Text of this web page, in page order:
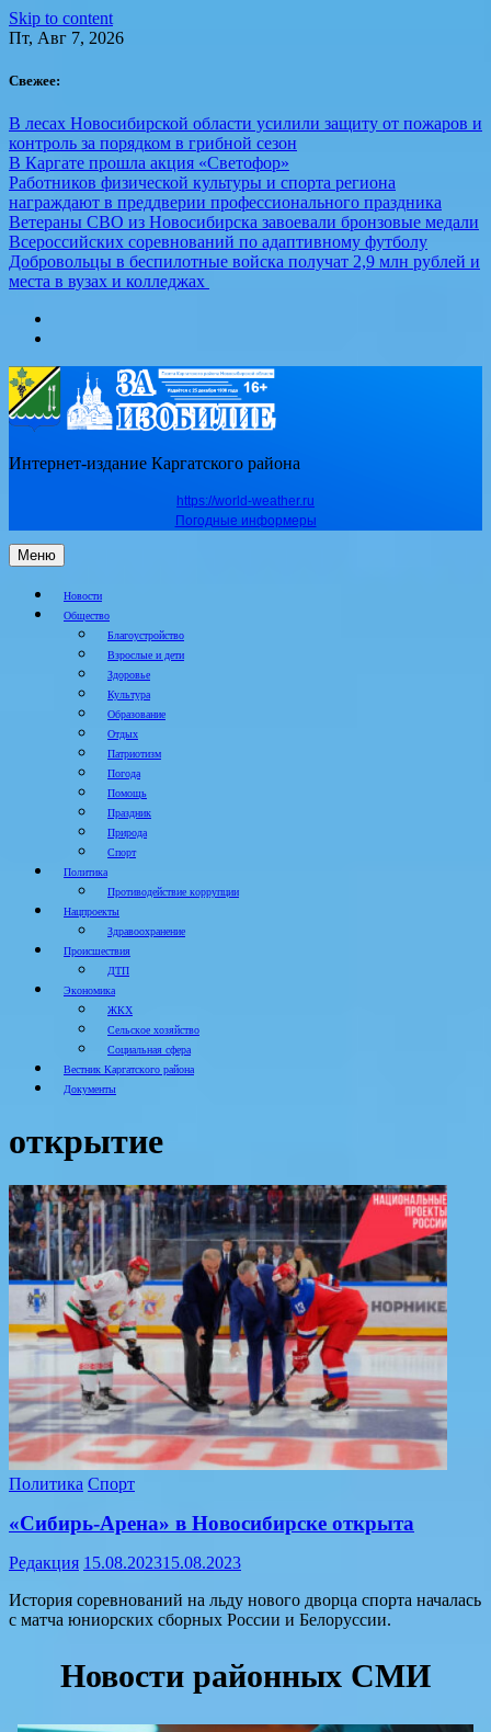
Skip to content
Пт, Авг 7, 2026
Свежее:
В лесах Новосибирской области усилили защиту от пожаров и
контроль за порядком в грибной сезон
В Каргате прошла акция «Светофор»
Работников физической культуры и спорта региона
награждают в преддверии профессионального праздника
Ветераны СВО из Новосибирска завоевали бронзовые медали
Всероссийских соревнований по адаптивному футболу
Добровольцы в беспилотные войска получат 2,9 млн рублей и
места в вузах и колледжах
Интернет-издание Каргатского района
https://world-weather.ru
Погодные информеры
Меню
Новости
Общество
Благоустройство
Взрослые и дети
Здоровье
Культура
Образование
Отдых
Патриотизм
Погода
Помощь
Праздник
Природа
Спорт
Политика
Противодействие коррупции
Нацпроекты
Здравоохранение
Происшествия
ДТП
Экономика
ЖКХ
Сельское хозяйство
Социальная сфера
Вестник Каргатского района
Документы
открытие
Политика Спорт
«Сибирь-Арена» в Новосибирске открыта
Редакция 15.08.202315.08.2023
История соревнований на льду нового дворца спорта началась
с матча юниорских сборных России и Белоруссии.